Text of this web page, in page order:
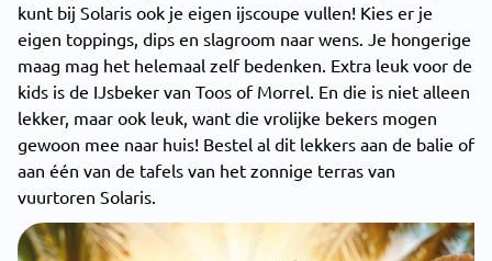
kunt bij Solaris ook je eigen ijscoupe vullen! Kies er je
eigen toppings, dips en slagroom naar wens. Je hongerige
maag mag het helemaal zelf bedenken. Extra leuk voor de
kids is de IJsbeker van Toos of Morrel. En die is niet alleen
lekker, maar ook leuk, want die vrolijke bekers mogen
gewoon mee naar huis! Bestel al dit lekkers aan de balie of
aan één van de tafels van het zonnige terras van
vuurtoren Solaris.